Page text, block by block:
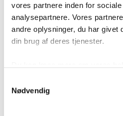
vores partnere inden for
analysepartnere. Vores
andre oplysninger, du har givet
din brug af deres tjenester.
Nødvendig
grundlag, hvor alle lande
hovedarenaer og kulturarv.
En stærk fremtid for
samarbejde og respekt – ikke
Galopbanen, Springbanen og